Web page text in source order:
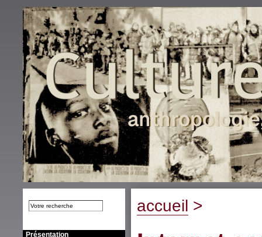
accueil >
Présentation